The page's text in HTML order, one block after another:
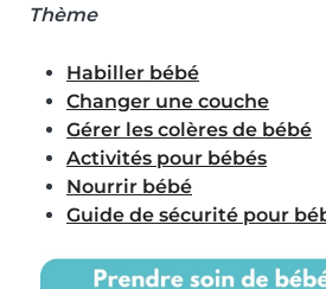
Thème
Habiller bébé
Changer une couche
Gérer les colères de bébé
Activités pour bébés
Nourrir bébé
Guide de sécurité pour